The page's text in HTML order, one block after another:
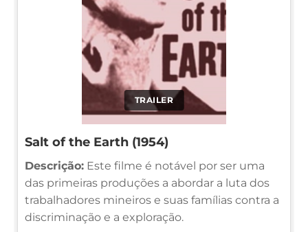
TRAILER
Salt of the Earth (1954)
Descrição: Este filme é notável por ser uma
das primeiras produções a abordar a luta dos
trabalhadores mineiros e suas famílias contra a
discriminação e a exploração.